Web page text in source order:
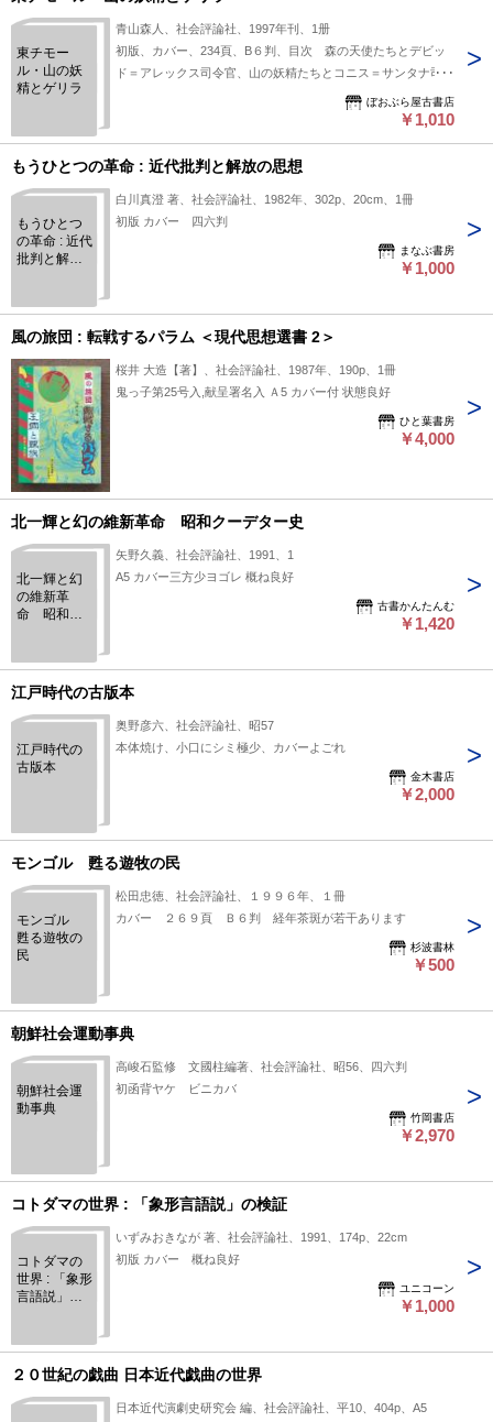
東チモー
ル・山の妖
精とゲリラ
青山森人、社会評論社、1997年刊、1册
初版、カバー、234頁、B６判、目次 森の天使たちとデビッ
ド＝アレックス司令官、山の妖精たちとコニス＝サンタナ司令
官、東チモール地図、東チモール解放闘争史年表
ぼおぶら屋古書店
￥1,010
もうひとつの革命 : 近代批判と解放の思想
もうひとつ
の革命 : 近代
批判と解放
白川真澄 著、社会評論社、1982年、302p、20cm、1冊
初版 カバー 四六判
まなぶ書房
￥1,000
風の旅団 : 転戦するパラム ＜現代思想選書 2＞
桜井 大造【著】、社会評論社、1987年、190p、1冊
鬼っ子第25号入,献呈署名入 Ａ5 カバー付 状態良好
ひと葉書房
￥4,000
北一輝と幻の維新革命 昭和クーデター史
北一輝と幻
の維新革
命 昭和ク
矢野久義、社会評論社、1991、1
A5 カバー三方少ヨゴレ 概ね良好
古書かんたんむ
￥1,420
江戸時代の古版本
江戸時代の
古版本
奥野彦六、社会評論社、昭57
本体焼け、小口にシミ極少、カバーよごれ
金木書店
￥2,000
モンゴル 甦る遊牧の民
モンゴル
甦る遊牧の
民
松田忠徳、社会評論社、１９９６年、１冊
カバー ２６９頁 Ｂ６判 経年茶斑が若干あります
杉波書林
￥500
朝鮮社会運動事典
朝鮮社会運
動事典
高峻石監修 文國柱編著、社会評論社、昭56、四六判
初函背ヤケ ビニカバ
竹岡書店
￥2,970
コトダマの世界 : 「象形言語説」の検証
コトダマの
世界 : 「象形
言語説」の
いずみおきなが 著、社会評論社、1991、174p、22cm
初版 カバー 概ね良好
ユニコーン
￥1,000
２０世紀の戯曲 日本近代戯曲の世界
日本近代演劇史研究会 編、社会評論社、平10、404p、A5